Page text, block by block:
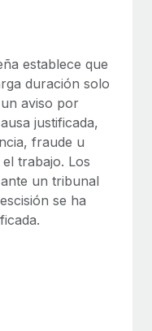
RR. HH. globales
de candidatos.
establece que
duración solo
aviso por
justificada,
fraude u
trabajo. Los
un tribunal
se ha